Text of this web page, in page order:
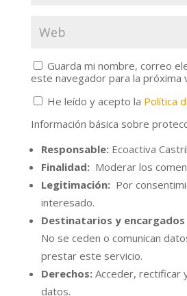
Guarda mi nombre, correo
este navegador para la próxima
He leído y acepto la Política
Información básica sobre
Responsable:Ecoactiva
Finalidad:Moderar los
Legitimación:Por
interesado.
Destinatarios y
No se ceden o comunican
prestar este servicio.
Derechos:Acceder, rectificar
datos.